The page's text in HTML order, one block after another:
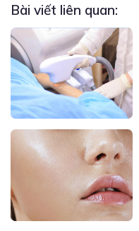
Bài viết liên quan: